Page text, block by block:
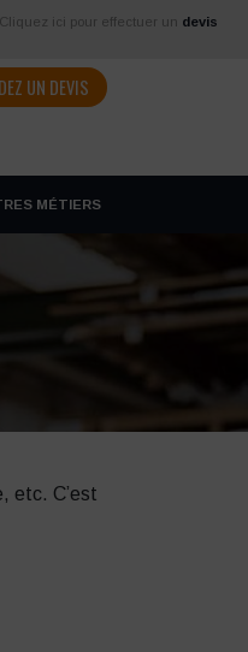
Cliquez ici pour effectuer un devis
UN DEVIS
MÉTIERS
etc. C’est